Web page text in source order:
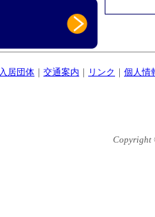
入居団体 ｜ 交通案内 ｜ リンク ｜ 個人情
Copyright